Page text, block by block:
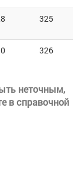
325
326
неточным,
в справочной